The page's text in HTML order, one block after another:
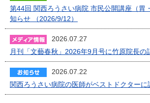
第44回 関西ろうさい病院 市民公開講座（胃
知らせ （2026/9/12）
2026.07.27
月刊「文藝春秋」2026年9月号に竹原院長の
2026.07.22
関西ろうさい病院の医師がベストドクターに